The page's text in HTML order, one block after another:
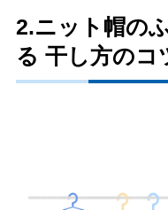
2.ニット帽の
る 干し方のコ